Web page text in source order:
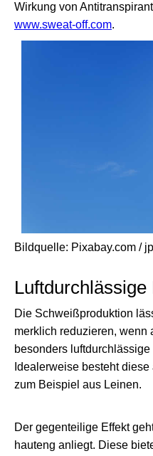
Wirkung von
www.sweat-off.com.
Bildquelle: Pixabay.com /
Die Schweißproduktion
merklich reduzieren, wenn
besonders
Idealerweise besteht
zum Beispiel aus Leinen.
Der gegenteilige Effekt
hauteng anliegt. Diese